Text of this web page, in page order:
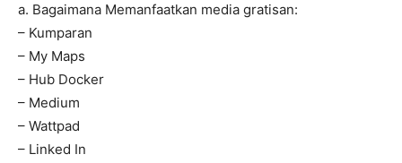
a. Bagaimana Memanfaatkan media gratisan:
– Kumparan
– My Maps
– Hub Docker
– Medium
– Wattpad
– Linked In